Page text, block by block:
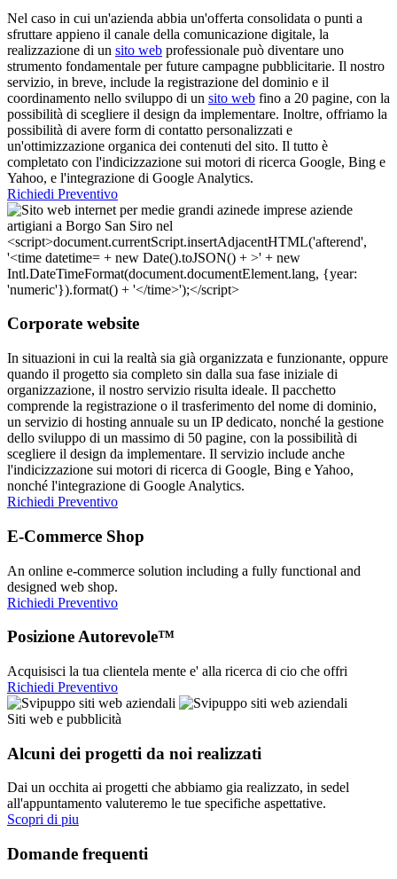
Nel caso in cui un'azienda abbia un'offerta consolidata o punti a
sfruttare appieno il canale della comunicazione digitale, la
realizzazione di un sito web professionale può diventare uno
strumento fondamentale per future campagne pubblicitarie. Il nostro
servizio, in breve, include la registrazione del dominio e il
coordinamento nello sviluppo di un sito web fino a 20 pagine, con la
possibilità di scegliere il design da implementare. Inoltre, offriamo la
possibilità di avere form di contatto personalizzati e
un'ottimizzazione organica dei contenuti del sito. Il tutto è
completato con l'indicizzazione sui motori di ricerca Google, Bing e
Yahoo, e l'integrazione di Google Analytics.
Richiedi Preventivo
Corporate website
In situazioni in cui la realtà sia già organizzata e funzionante, oppure
quando il progetto sia completo sin dalla sua fase iniziale di
organizzazione, il nostro servizio risulta ideale. Il pacchetto
comprende la registrazione o il trasferimento del nome di dominio,
un servizio di hosting annuale su un IP dedicato, nonché la gestione
dello sviluppo di un massimo di 50 pagine, con la possibilità di
scegliere il design da implementare. Il servizio include anche
l'indicizzazione sui motori di ricerca di Google, Bing e Yahoo,
nonché l'integrazione di Google Analytics.
Richiedi Preventivo
E-Commerce Shop
An online e-commerce solution including a fully functional and
designed web shop.
Richiedi Preventivo
Posizione Autorevole™
Acquisisci la tua clientela mente e' alla ricerca di cio che offri
Richiedi Preventivo
Siti web e pubblicità
Alcuni dei progetti da noi realizzati
Dai un occhita ai progetti che abbiamo gia realizzato, in sedel
all'appuntamento valuteremo le tue specifiche aspettative.
Scopri di piu
Domande frequenti